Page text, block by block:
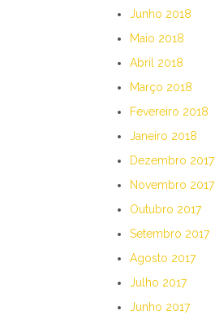
Junho 2018
Maio 2018
Abril 2018
Março 2018
Fevereiro 2018
Janeiro 2018
Dezembro 2017
Novembro 2017
Outubro 2017
Setembro 2017
Agosto 2017
Julho 2017
Junho 2017